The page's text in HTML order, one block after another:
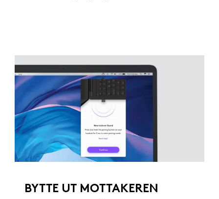
BYTTE UT MOTTAKEREN